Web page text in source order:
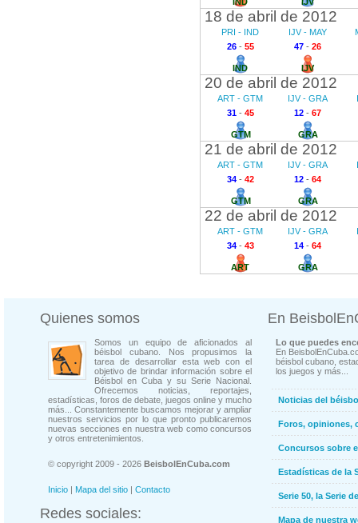
18 de abril de 2012
PRI - IND
26- 55
IND
IJV - MAY
47 - 26
IJV
20 de abril de 2012
ART - GTM
31- 45
GTM
IJV - GRA
12 - 67
GRA
21 de abril de 2012
ART - GTM
34- 42
GTM
IJV - GRA
12 - 64
GRA
22 de abril de 2012
ART - GTM
34- 43
ART
IJV - GRA
14 - 64
GRA
Quienes somos
Somos un equipo de aficionados al
béisbol cubano. Nos propusimos la
tarea de desarrollar esta web con el
objetivo de brindar información sobre el
Béisbol en Cuba y su Serie Nacional.
Ofrecemos noticias, reportajes,
estadísticas, foros de debate, juegos online y mucho
más... Constantemente buscamos mejorar y ampliar
nuestros servicios por lo que pronto publicaremos
nuevas secciones en nuestra web como concursos
y otros entretenimientos.
© copyright 2009 - 2026 BeisbolEnCuba.com
Inicio | Mapa del sitio | Contacto
Redes sociales:
En
Lo que puedes
En
béisbol cubano,
los juegos y más...
Noticias del
Foros, opiniones,
Concursos sobre
Estadísticas de la
Serie 50, la Serie
Mapa de nuestra